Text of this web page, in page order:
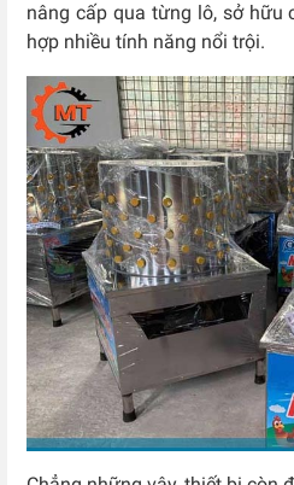
nâng cấp qua từng lô, sở hữu
hợp nhiều tính năng nổi trội.